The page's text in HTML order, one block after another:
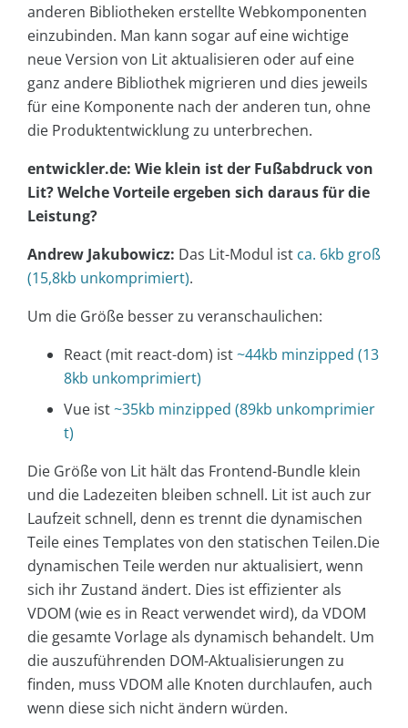
anderen Bibliotheken erstellte Webkomponenten
einzubinden. Man kann sogar auf eine wichtige
neue Version von Lit aktualisieren oder auf eine
ganz andere Bibliothek migrieren und dies jeweils
für eine Komponente nach der anderen tun, ohne
die Produktentwicklung zu unterbrechen.
entwickler.de: Wie klein ist der Fußabdruck von
Lit? Welche Vorteile ergeben sich daraus für die
Leistung?
Andrew Jakubowicz: Das Lit-Modul ist ca. 6kb groß
(15,8kb unkomprimiert).
Um die Größe besser zu veranschaulichen:
React (mit react-dom) ist~44kb minzipped (13
8kb unkomprimiert)
Vue ist~35kb minzipped (89kb unkomprimier
t)
Die Größe von Lit hält das Frontend-Bundle klein
und die Ladezeiten bleiben schnell. Lit ist auch zur
Laufzeit schnell, denn es trennt die dynamischen
Teile eines Templates von den statischen Teilen.Die
dynamischen Teile werden nur aktualisiert, wenn
sich ihr Zustand ändert. Dies ist effizienter als
VDOM (wie es in React verwendet wird), da VDOM
die gesamte Vorlage als dynamisch behandelt. Um
die auszuführenden DOM-Aktualisierungen zu
finden, muss VDOM alle Knoten durchlaufen, auch
wenn diese sich nicht ändern würden.